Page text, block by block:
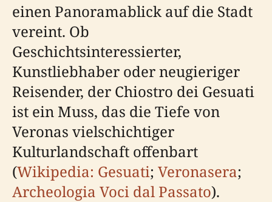
einen Panoramablick auf die Stadt
vereint. Ob
Geschichtsinteressierter,
Kunstliebhaber oder neugieriger
Reisender, der Chiostro dei Gesuati
ist ein Muss, das die Tiefe von
Veronas vielschichtiger
Kulturlandschaft offenbart
(Wikipedia: Gesuati; Veronasera;
Archeologia Voci dal Passato).